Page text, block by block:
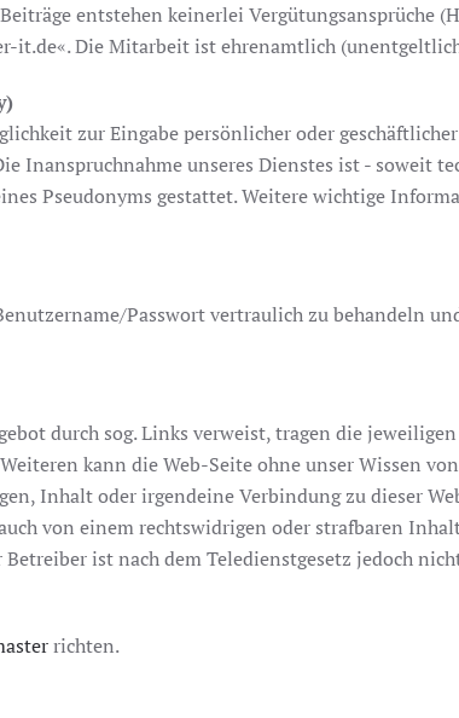
entstehen keinerlei Vergütungsansprüche
it.de«. Die Mitarbeit ist ehrenamtlich
zur Eingabe persönlicher oder
Inanspruchnahme unseres Dienstes ist - soweit
Pseudonyms gestattet. Weitere wichtige
Passwort vertraulich zu behandeln
durch sog. Links verweist, tragen die
kann die Web-Seite ohne unser Wissen
Inhalt oder irgendeine Verbindung zu dieser
von einem rechtswidrigen oder strafbaren
ist nach dem Teledienstgesetz jedoch
richten.